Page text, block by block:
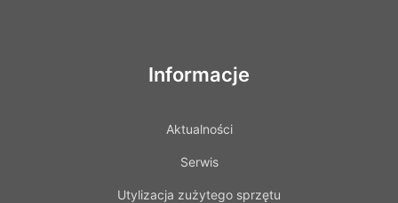
Informacje
Aktualności
Serwis
Utylizacja zużytego sprzętu